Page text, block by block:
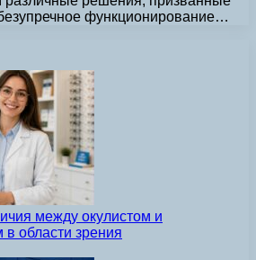
функционирование…
между окулистом и
области зрения